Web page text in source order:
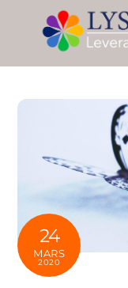
content
24
MARS
2020